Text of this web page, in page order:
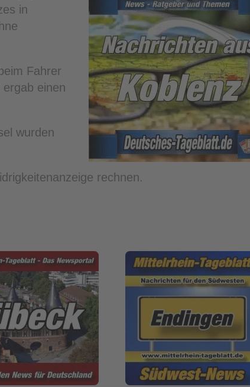
in
Fahrer
einen
wurden
rechnen.